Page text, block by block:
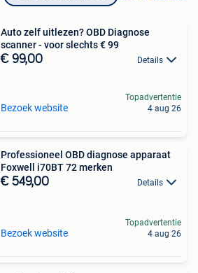
Auto zelf uitlezen? OBD Diagnose
scanner - voor slechts € 99
€ 99,00 Details
Bezoek website
Topadvertentie
4 aug 26
Professioneel OBD diagnose apparaat
Foxwell i70BT 72 merken
€ 549,00 Details
Bezoek website
Topadvertentie
4 aug 26